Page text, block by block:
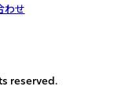
わせ
reserved.